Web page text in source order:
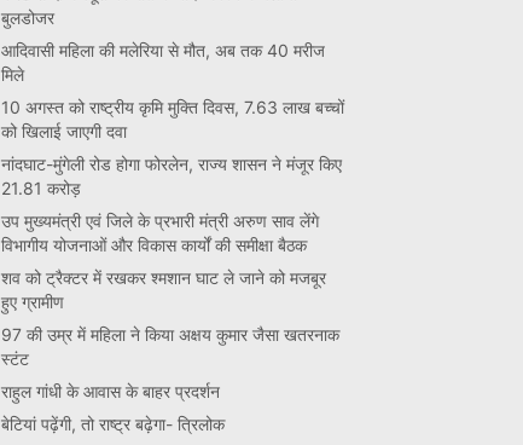
बुलडोजर
आदिवासी महिला की मलेरिया से मौत, अब तक 40 मरीज
मिले
10 अगस्त को राष्ट्रीय कृमि मुक्ति दिवस, 7.63 लाख बच्चों
को खिलाई जाएगी दवा
नांदघाट-मुंगेली रोड होगा फोरलेन, राज्य शासन ने मंजूर किए
21.81 करोड़
उप मुख्यमंत्री एवं जिले के प्रभारी मंत्री अरुण साव लेंगे
विभागीय योजनाओं और विकास कार्यों की समीक्षा बैठक
शव को ट्रैक्टर में रखकर श्मशान घाट ले जाने को मजबूर
हुए ग्रामीण
97 की उम्र में महिला ने किया अक्षय कुमार जैसा खतरनाक
स्टंट
राहुल गांधी के आवास के बाहर प्रदर्शन
बेटियां पढ़ेंगी, तो राष्ट्र बढ़ेगा- त्रिलोक